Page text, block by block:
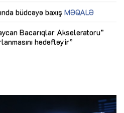
büdcəyə baxış MƏQALƏ
Bacarıqlar Akseleratoru”
hədəfləyir”